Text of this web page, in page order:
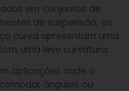
em conjuntos de
de suspensão, os
curva apresentam uma
uma leve curvatura.
aplicações onde o
ângulos ou